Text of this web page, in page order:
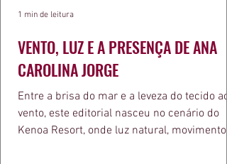
VENTO, LUZ E A PRESENÇA DE ANA
CAROLINA JORGE
Entre a brisa do mar e a leveza do tecido ao
vento, este editorial nasceu no cenário do
Kenoa Resort, onde luz natural, movimento e
1 min de leitura